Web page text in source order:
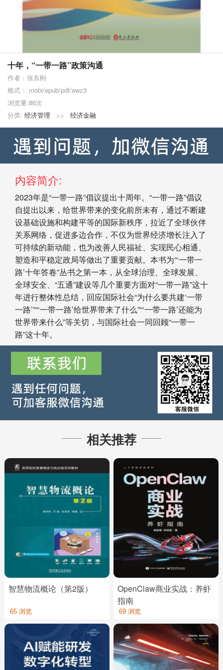
十年，“一带一路”政策沟通
作者：张东刚
格式： mobi/epub/pdf/awz3
浏览量:86次
分类: 经济管理 >> 经济金融
内容简介:
2023年是“一带一路”倡议提出十周年。“一带一路”倡议
自提出以来，给世界带来的变化前所未有，通过不断建
设基础设施和构建平等的国际新秩序，拉近了全球伙伴
关系网络，促进多边合作，不仅为世界经济增长注入了
可持续的新动能，也为改善人民福祉、实现民心相通、
塑造和平稳定政局等做出了重要贡献。本书为“‘一带一
路’十年答卷”丛书之第一本，从全球治理、全球发展、
全球安全、“五通”建设等几个重要方面对“一带一路”这十
年进行整体性总结，回应国际社会“为什么要共建‘一带
一路’”“‘一带一路’给世界带来了什么”“‘一带一路’还能为
世界带来什么”等关切，与国际社会一同回顾“一带一
路”这十年。
相关推荐
智慧物流概论（第2版）
65 浏览
OpenClaw商业实战：养虾
指南
69 浏览